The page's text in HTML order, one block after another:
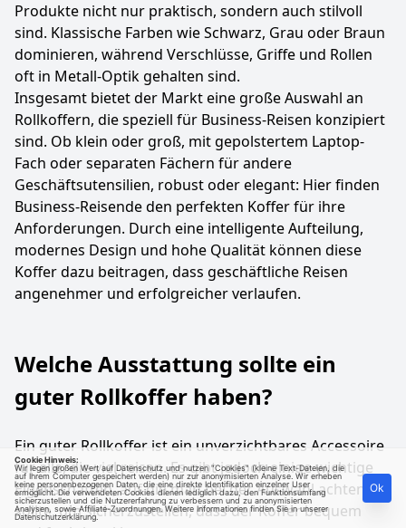
Produkte nicht nur praktisch, sondern auch stilvoll
sind. Klassische Farben wie Schwarz, Grau oder Braun
dominieren, während Verschlüsse, Griffe und Rollen
oft in Metall-Optik gehalten sind.
Insgesamt bietet der Markt eine große Auswahl an
Rollkoffern, die speziell für Business-Reisen konzipiert
sind. Ob klein oder groß, mit gepolstertem Laptop-
Fach oder separaten Fächern für andere
Geschäftsutensilien, robust oder elegant: Hier finden
Business-Reisende den perfekten Koffer für ihre
Anforderungen. Durch eine intelligente Aufteilung,
modernes Design und hohe Qualität können diese
Koffer dazu beitragen, dass geschäftliche Reisen
angenehmer und erfolgreicher verlaufen.
Welche Ausstattung sollte ein
guter Rollkoffer haben?
Ein guter Rollkoffer ist ein unverzichtbares Accessoire
für alle, die viel reisen. Es gibt jedoch einige wichtige
Eigenschaften, auf die man bei der Auswahl achten
sollte, um sicherzustellen, dass der Koffer bequem
Cookie Hinweis:
Wir legen großen Wert auf Datenschutz und nutzen "Cookies" (kleine Text-Dateien, die
auf Ihrem Computer gespeichert werden) nur zur anonymisierten Analyse. Wir erheben
keine personenbezogenen Daten, die eine direkte Identifikation einzelner User
ermöglicht. Die verwendeten Cookies dienen lediglich dazu, den Funktionsumfang
sicherzustellen und die Nutzererfahrung zu verbessern und zu anonymisierten
Analysen, sowie Affiliate-Zuordnungen. Weitere Informationen finden Sie in unserer
Datenschutzerklärung.
Ok